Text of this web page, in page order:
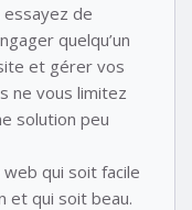
essayez de
quelqu’un
et gérer vos
ne vous limitez
solution peu
web qui soit facile
et qui soit beau.